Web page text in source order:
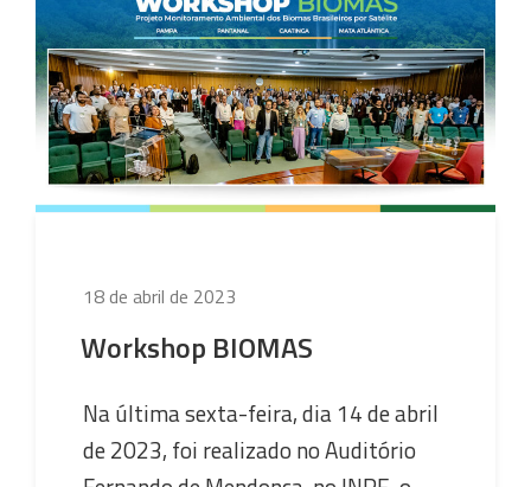
para
as
equipes
do
PRODES
e
TerraClass”
Publicado
18 de abril de 2023
Workshop BIOMAS
Na última sexta-feira, dia 14 de abril
de 2023, foi realizado no Auditório